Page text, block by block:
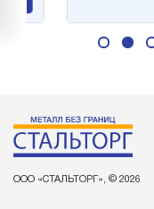
ООО «СТАЛЬТОРГ», © 2026